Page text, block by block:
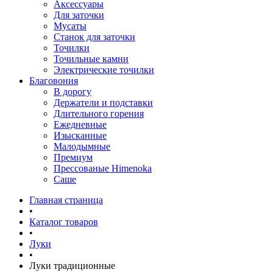
Аксессуары
Для заточки
Мусаты
Станок для заточки
Точилки
Точильные камни
Электрические точилки
Благовония
В дорогу
Держатели и подставки
Длительного горения
Ежедневные
Изысканные
Малодымные
Премиум
Прессованые Himenoka
Саше
Главная страница
•
Каталог товаров
•
Луки
•
Луки традиционные